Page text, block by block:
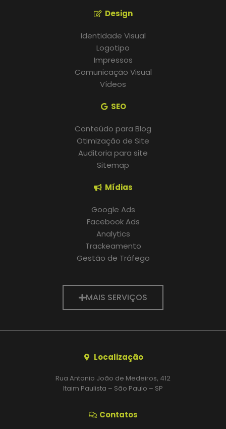
Design
Identidade Visual
Logotipo
Impressos
Comunicação Visual
Vídeos
SEO
Conteúdo para Blog
Otimização de Site
Auditoria para site
Sitemap
Mídias
Google Ads
Facebook Ads
Analytics
Trackeamento
Gestão de Tráfego
MAIS SERVIÇOS
Localização
Rua Antonio João de Medeiros, 412
Itaim Paulista – São Paulo – SP
Contatos